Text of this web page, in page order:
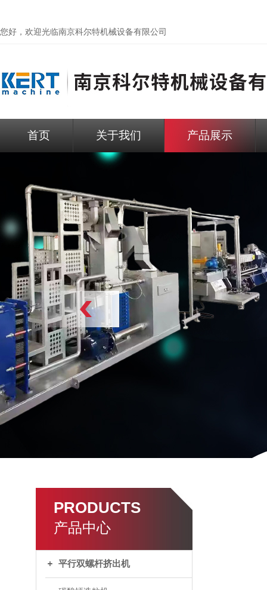
您好，欢迎光临南京科尔特机械设备有限公司
首页 关于我们 产品展示
PRODUCTS
产品中心
平行双螺杆挤出机